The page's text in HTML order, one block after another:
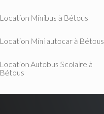
Location Minibus à Bétous
Location Mini autocar à Bétous
Location Autobus Scolaire à
Bétous